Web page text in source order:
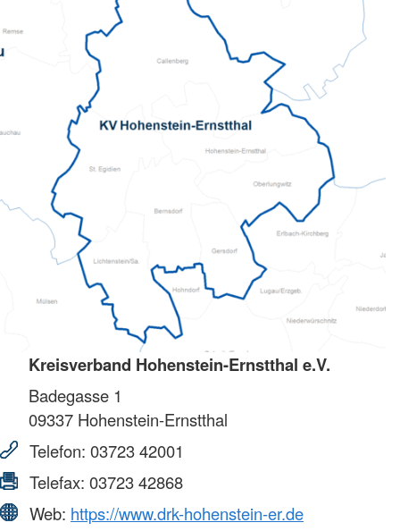
Kreisverband Hohenstein-Ernstthal e.V.
Badegasse 1
09337 Hohenstein-Ernstthal
Telefon: 03723 42001
Telefax: 03723 42868
Web: https://www.drk-hohenstein-er.de